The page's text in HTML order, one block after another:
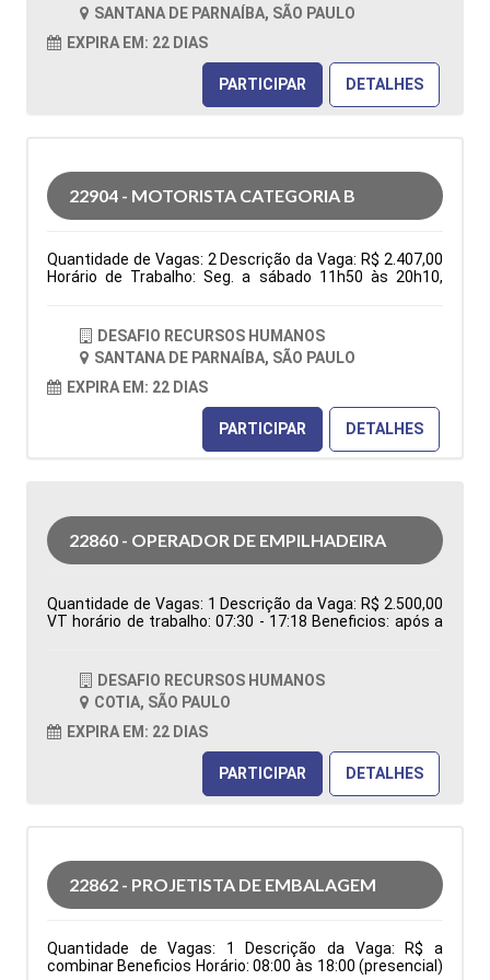
disponibilidade de horário. Tipo de contratação: CLT
Cidade: Santana de Parnaíba, SP, Brasil Área de Atuação:
Logística Período: Formação Acadêmica:
Características Comportamentais:
SANTANA DE PARNAÍBA, SÃO PAULO
EXPIRA EM: 22 DIAS
PARTICIPAR DETALHES
22904 - MOTORISTA CATEGORIA B
Quantidade de Vagas: 2 Descrição da Vaga: R$ 2.407,00
Horário de Trabalho: Seg. a sábado 11h50 às 20h10,
horário. Benefícios: Vale transporte ou vale combustível;
após 3 meses: Vale alimentação R$ 150,00 e Golden
farma Entregas nas residencias Tipo de contratação:
CLT Cidade: Santana de Parnaíba, SP, Brasil Área de
Atuação: Logística Período: Formação Acadêmica:
Características Comportamentais:
DESAFIO RECURSOS HUMANOS
SANTANA DE PARNAÍBA, SÃO PAULO
EXPIRA EM: 22 DIAS
PARTICIPAR DETALHES
22860 - OPERADOR DE EMPILHADEIRA
Quantidade de Vagas: 1 Descrição da Vaga: R$ 2.500,00
VT horário de trabalho: 07:30 - 17:18 Beneficios: após a
Logística Período: Formação Acadêmica:
Características Comportamentais:
DESAFIO RECURSOS HUMANOS
COTIA, SÃO PAULO
EXPIRA EM: 22 DIAS
PARTICIPAR DETALHES
22862 - PROJETISTA DE EMBALAGEM
Quantidade de Vagas: 1 Descrição da Vaga: R$ a
combinar Beneficios Horário: 08:00 às 18:00 (presencial)